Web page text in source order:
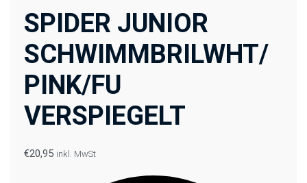
SPIDER JUNIOR
SCHWIMMBRILWHT/
PINK/FU
VERSPIEGELT
€20,95 inkl. MwSt